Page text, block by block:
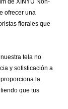
ofrecer una
florales que
tela no
y sofisticación a
la
que tus